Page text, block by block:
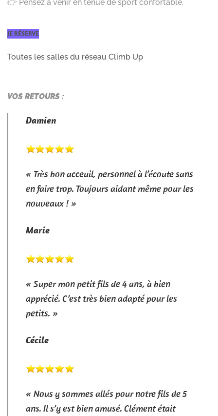
👉 Pensez à venir en tenue de sport confortable.
JE RÉSERVE
Toutes les salles du réseau Climb Up
VOS RETOURS :
Damien
« Très bon acceuil, personnel à l’écoute sans
en faire trop. Toujours aidant même pour les
nouveaux ! »
Marie
« Super mon petit fils de 4 ans, à bien
apprécié. C’est très bien adapté pour les
petits. »
Cécile
« Nous y sommes allés pour notre fils de 5
ans. Il s’y est bien amusé. Clément était